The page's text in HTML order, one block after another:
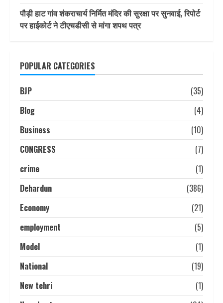
पौड़ी हाट गांव शंकराचार्य निर्मित मंदिर की सुरक्षा पर सुनवाई, रिपोर्ट
पर हाईकोर्ट ने टीएचडीसी से मांगा शपथ पत्र
POPULAR CATEGORIES
BJP
(35)
Blog
(4)
Business
(10)
CONGRESS
(7)
crime
(1)
Dehardun
(386)
Economy
(21)
employment
(5)
Model
(1)
National
(19)
New tehri
(1)